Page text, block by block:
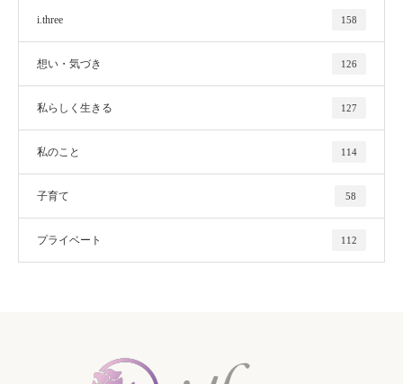
i.three 158
想い・気づき 126
私らしく生きる 127
私のこと 114
子育て 58
プライベート 112